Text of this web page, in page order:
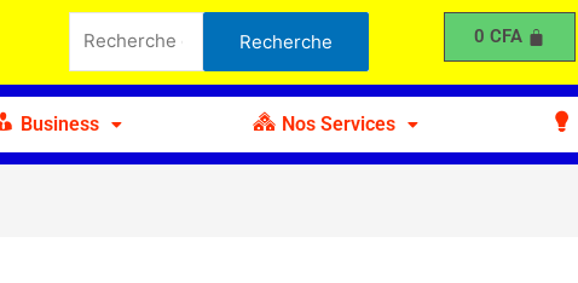
pour :
Recherche 0 CFA
Business Nos Services
Bluetooth
6700